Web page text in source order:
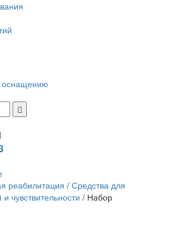
оснащению
реабилитация / Средства для
чувствительности / Набор